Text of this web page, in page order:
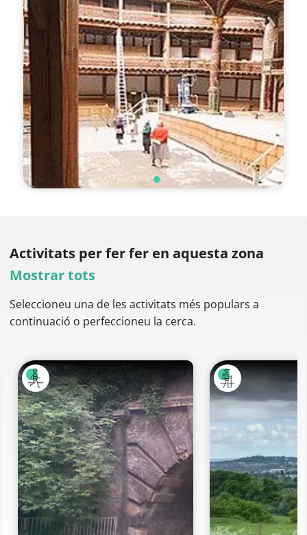
Activitats per ferfer en aquesta zona
Mostrar tots
Seleccioneu una de les activitats més populars a
continuació o perfeccioneu la cerca.